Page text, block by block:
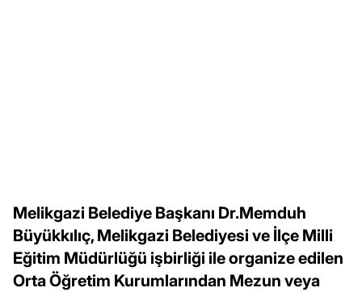
Melikgazi Belediye Başkanı Dr.Memduh
Büyükkılıç, Melikgazi Belediyesi ve İlçe Milli
Eğitim Müdürlüğü işbirliği ile organize edilen
Orta Öğretim Kurumlarından Mezun veya